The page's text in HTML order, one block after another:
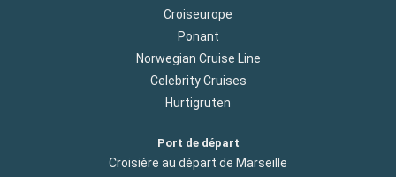
Croiseurope
Ponant
Norwegian Cruise Line
Celebrity Cruises
Hurtigruten
Port de départ
Croisière au départ de Marseille